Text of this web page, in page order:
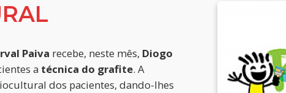
Paiva recebe, neste mês, Diogo
a técnica do grafite. A
dos pacientes, dando-lhes